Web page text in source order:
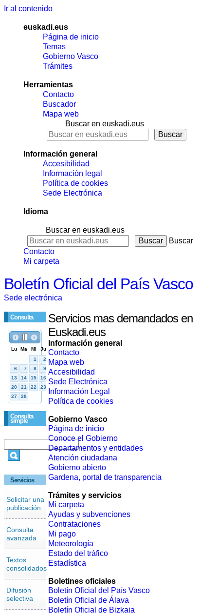
Ir al contenido
euskadi.eus
Página de inicio
Temas
Gobierno Vasco
Trámites
Herramientas
Contacto
Buscador
Mapa web
Buscar en euskadi.eus
Información general
Accesibilidad
Información legal
Política de cookies
Sede Electrónica
Idioma
Buscar en euskadi.eus
Buscar
Contacto
Mi carpeta
Boletín Oficial del País Vasco
Sede electrónica
Consulta
Consulta
simple
Servicios
Solicitar una
publicación
Consulta
avanzada
Textos
consolidados
Difusión
selectiva
Servicios mas demandados en
Euskadi.eus
Información general
Contacto
Mapa web
Accesibilidad
Sede Electrónica
Información Legal
Política de cookies
Gobierno Vasco
Página de inicio
Conoce el Gobierno
Departamentos y entidades
Atención ciudadana
Gobierno abierto
Gardena, portal de transparencia
Trámites y servicios
Mi carpeta
Ayudas y subvenciones
Contrataciones
Mi pago
Meteorología
Estado del tráfico
Estadística
Boletines oficiales
Boletín Oficial del País Vasco
Boletín Oficial de Álava
Boletín Oficial de Bizkaia